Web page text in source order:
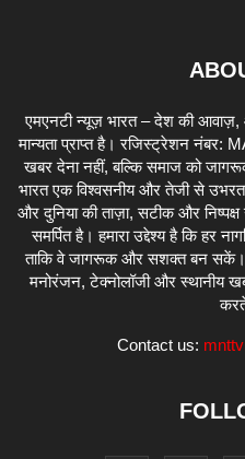
एमएनटी न्यूज़ भारत – देश की आवाज़,
मान्यता प्राप्त है। रजिस्ट्रेशन नंबर:
खबर देना नहीं, बल्कि समाज को
भारत एक विश्वसनीय और तेजी से
और दुनिया की ताज़ा, सटीक और
समर्पित है। हमारा उद्देश्य है कि हर
ताकि वे जागरूक और सशक्त बन सकें।
मनोरंजन, टेक्नोलॉजी और स्थानीय
Contact us: